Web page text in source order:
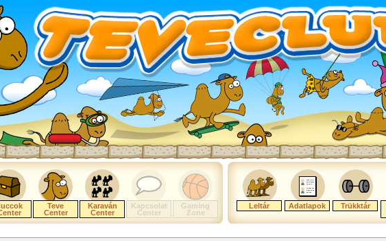
Teve
Center
Karaván
Center
Kapcsolat
Center
Gaming
Zone
Leltár Adatlapok Trükktár